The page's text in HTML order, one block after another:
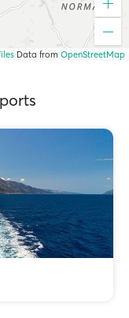
Data from OpenStreetMap